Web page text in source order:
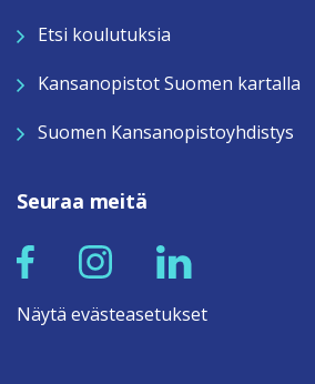
Etsi koulutuksia
Kansanopistot Suomen kartalla
Suomen Kansanopistoyhdistys
Seuraa meitä
Näytä evästeasetukset